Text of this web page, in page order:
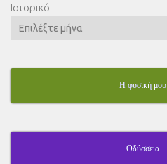
Ιστορικό
Η φυσική μου
Οδύσσεια